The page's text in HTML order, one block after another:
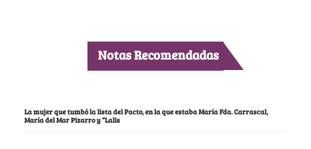
Notas Recomendadas
La mujer que tumbó la lista del Pacto, en la que estaba María Fda. Carrascal,
María del Mar Pizarro y “Lalis